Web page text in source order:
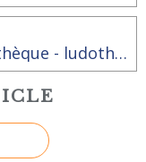
Soirée Ludo-Crêpes à la bibliothèque - ludothèque